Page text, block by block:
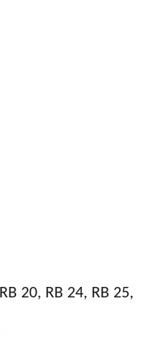
20, RB 24, RB 25,